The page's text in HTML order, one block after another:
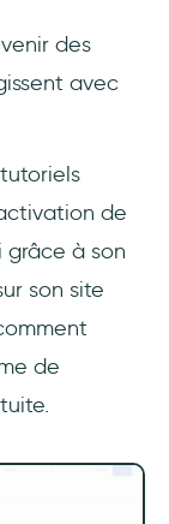
des
avec
de
grâce à son
son site
de